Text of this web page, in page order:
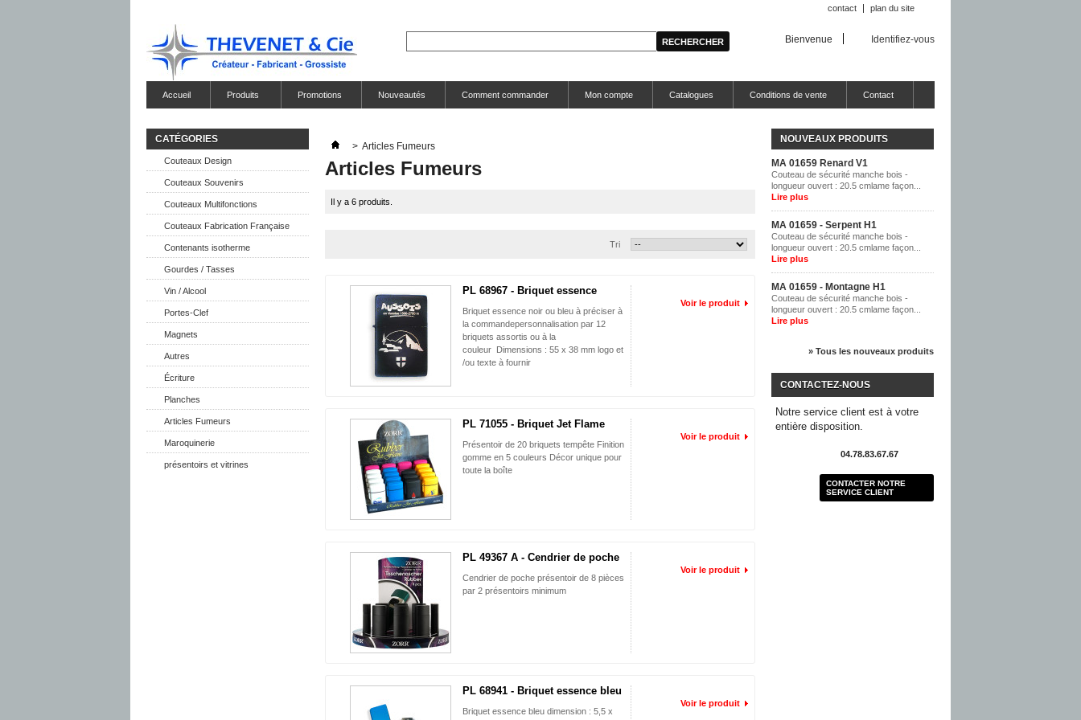
contact plan du site
Bienvenue Identifiez-vous
Accueil Produits Promotions Nouveautés Comment commander Mon compte Catalogues Conditions de vente Contact
CATÉGORIES
Couteaux Design
Couteaux Souvenirs
Couteaux Multifonctions
Couteaux Fabrication Française
Contenants isotherme
Gourdes / Tasses
Vin / Alcool
Portes-Clef
Magnets
Autres
Écriture
Planches
Articles Fumeurs
Maroquinerie
présentoirs et vitrines
> Articles Fumeurs
Articles Fumeurs
Il y a 6 produits.
Tri
PL 68967 - Briquet essence
Briquet essence noir ou bleu à préciser à
la commandepersonnalisation par 12
briquets assortis ou à la
couleur Dimensions : 55 x 38 mm logo et
/ou texte à fournir
Voir le produit
PL 71055 - Briquet Jet Flame
Présentoir de 20 briquets tempête Finition
gomme en 5 couleurs Décor unique pour
toute la boîte
Voir le produit
PL 49367 A - Cendrier de poche
Cendrier de poche présentoir de 8 pièces
par 2 présentoirs minimum
Voir le produit
PL 68941 - Briquet essence bleu
Briquet essence bleu dimension : 5,5 x
Voir le produit
NOUVEAUX PRODUITS
MA 01659 Renard V1
Couteau de sécurité manche bois -
longueur ouvert : 20.5 cmlame façon...
Lire plus
MA 01659 - Serpent H1
Couteau de sécurité manche bois -
longueur ouvert : 20.5 cmlame façon...
Lire plus
MA 01659 - Montagne H1
Couteau de sécurité manche bois -
longueur ouvert : 20.5 cmlame façon...
Lire plus
» Tous les nouveaux produits
CONTACTEZ-NOUS
Notre service client est à votre
entière disposition.
04.78.83.67.67
CONTACTER NOTRE
SERVICE CLIENT